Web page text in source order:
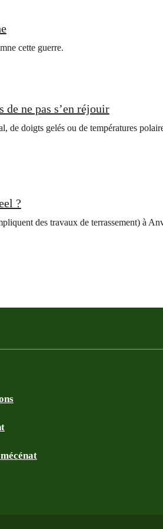
cette guerre.
ne pas s’en réjouir
de doigts gelés ou de températures
?
des travaux de terrassement) à